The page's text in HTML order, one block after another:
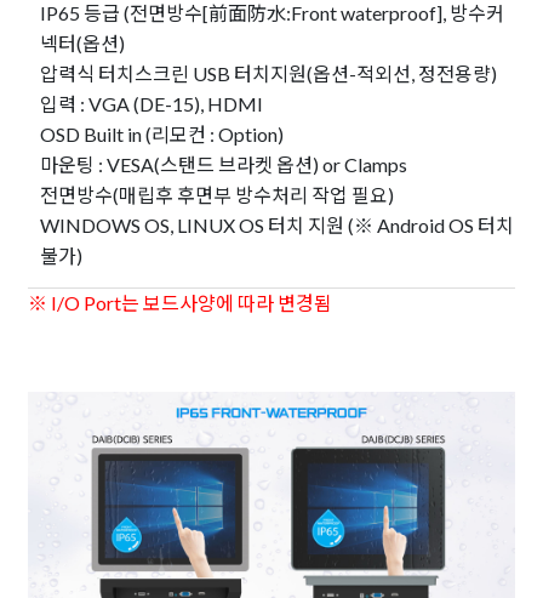
IP65 등급 (전면방수[前面防水:Front waterproof], 방수커
넥터(옵션)
압력식 터치스크린 USB 터치지원(옵션-적외선, 정전용량)
입력 : VGA (DE-15), HDMI
OSD Built in (리모컨 : Option)
마운팅 : VESA(스탠드 브라켓 옵션) or Clamps
전면방수(매립후 후면부 방수처리 작업 필요)
WINDOWS OS, LINUX OS 터치 지원 (※ Android OS 터치
불가)
※ I/O Port는 보드사양에 따라 변경됨